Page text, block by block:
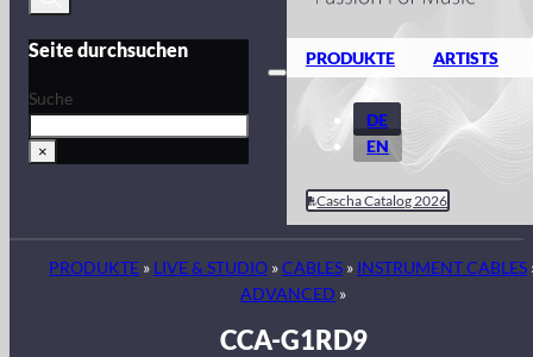
Seite durchsuchen
Suche
×
PRODUKTE ARTISTS
DE
EN
Cascha Catalog 2026
PRODUKTE » LIVE & STUDIO »CABLES » INSTRUMENT CABLES
ADVANCED »
CCA-G1RD9